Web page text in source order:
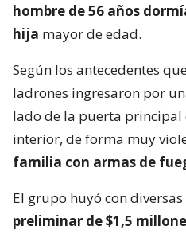
hombre de 56 años
hija mayor de edad.
Según los antecedentes
ladrones ingresaron por
lado de la puerta principal
interior, de forma muy
familia con armas de
El grupo huyó con diversas
preliminar de $1,5